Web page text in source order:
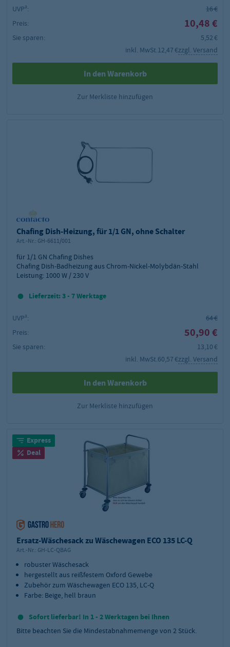
UVP²:
16 €
Preis:
10,48 €
Sie sparen:
5,52 €
inkl. MwSt.12,47 €zzgl. Versand
In den Warenkorb
Zur Merkliste hinzufügen
Chafing Dish-Heizung, für 1/1 GN, ohne Schalter
Art.-Nr.: GH-6611/001
für 1/1 GN Chafing Dishes
Chafing Dish-Badheizung aus Chrom-Nickel-Molybdän-Stahl
Leistung: 1000 W / 230 V
Lieferzeit: 3 - 7 Werktage
UVP²:
64 €
Preis:
50,90 €
Sie sparen:
13,10 €
inkl. MwSt.60,57 €zzgl. Versand
In den Warenkorb
Zur Merkliste hinzufügen
Express
Deal
Ersatz-Wäschesack zu Wäschewagen ECO 135 LC-Q
Art.-Nr.: GH-LC-QBAG
robuster Wäschesack
hergestellt aus reißfestem Oxford Gewebe
Zubehör zum Wäschewagen ECO 135, LC-Q
Farbe: Beige, hell braun
Sofort lieferbar! In 1 - 2 Werktagen bei Ihnen
Bitte beachten Sie die Mindestabnahmemenge von 2 Stück.